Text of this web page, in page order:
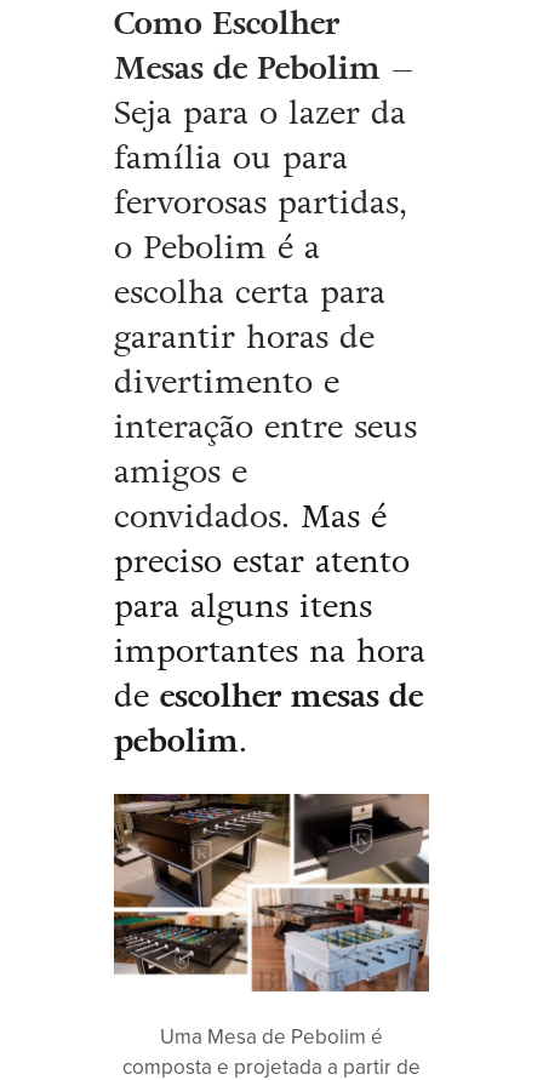
Como Escolher
Mesas de Pebolim –
Seja para o lazer da
família ou para
fervorosas partidas,
o Pebolim é a
escolha certa para
garantir horas de
divertimento e
interação entre seus
amigos e
convidados. Mas é
preciso estar atento
para alguns itens
importantes na hora
de escolher mesas de
pebolim.
Uma Mesa de Pebolim é
composta e projetada a partir de